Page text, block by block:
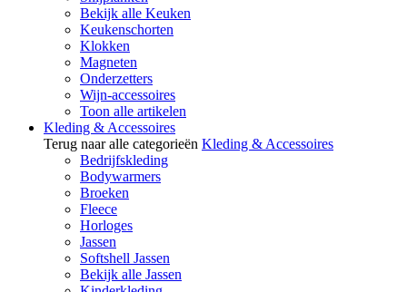
Bekijk alle Keuken
Keukenschorten
Klokken
Magneten
Onderzetters
Wijn-accessoires
Toon alle artikelen
Kleding & Accessoires
Terug naar alle categorieën Kleding & Accessoires
Bedrijfskleding
Bodywarmers
Broeken
Fleece
Horloges
Jassen
Softshell Jassen
Bekijk alle Jassen